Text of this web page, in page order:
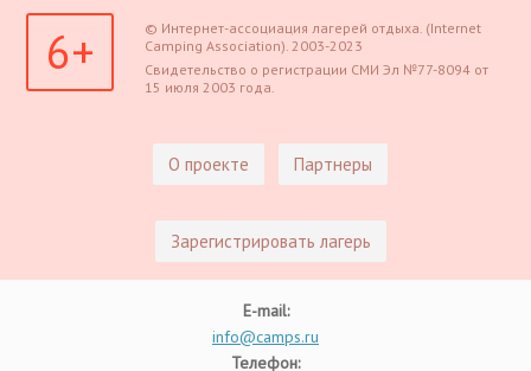
6+
© Интернет-ассоциация лагерей отдыха. (Internet
Camping Association). 2003-2023
Свидетельство о регистрации СМИ Эл №77-8094 от
15 июля 2003 года.
О проекте Партнеры
Зарегистрировать лагерь
E-mail:
info@camps.ru
Телефон: